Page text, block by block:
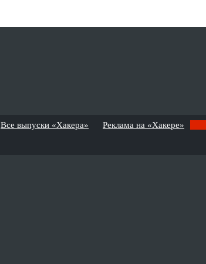
Все выпуски «Хакера» Реклама на «Хакере»